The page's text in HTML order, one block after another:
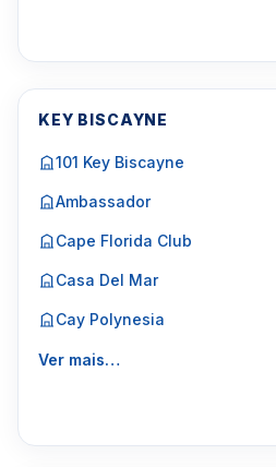
KEY BISCAYNE
101 Key Biscayne
Ambassador
Cape Florida Club
Casa Del Mar
Cay Polynesia
Ver mais…